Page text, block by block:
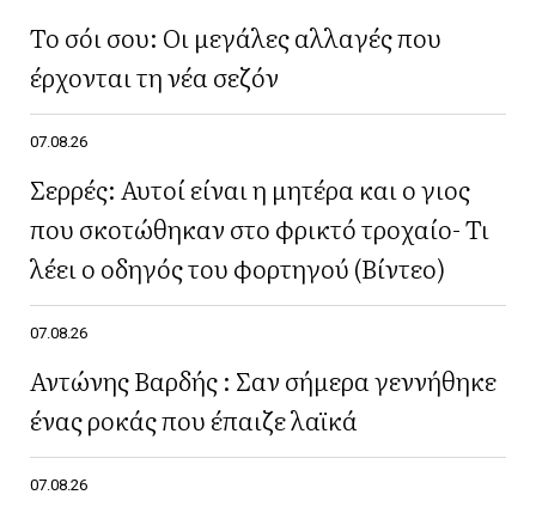
Το σόι σου: Οι μεγάλες αλλαγές που
έρχονται τη νέα σεζόν
07.08.26
Σερρές: Αυτοί είναι η μητέρα και ο γιος
που σκοτώθηκαν στο φρικτό τροχαίο- Τι
λέει ο οδηγός του φορτηγού (Βίντεο)
07.08.26
Αντώνης Βαρδής : Σαν σήμερα γεννήθηκε
ένας ροκάς που έπαιζε λαϊκά
07.08.26